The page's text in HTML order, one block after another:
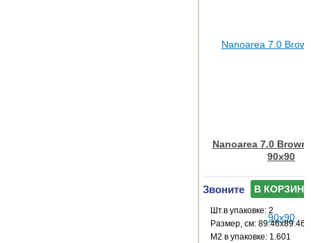
Nanoarea 7.0
90x90
Звоните В КОРЗИНУ
Шт.в упаковке: 2
Размер, см: 89.46x89.46
М2 в упаковке: 1.601